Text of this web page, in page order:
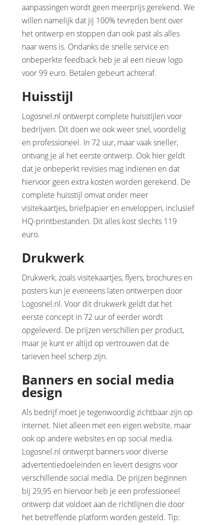
aanpassingen wordt geen meerprijs gerekend. We
willen namelijk dat jij 100% tevreden bent over
het ontwerp en stoppen dan ook past als alles
naar wens is. Ondanks de snelle service en
onbeperkte feedback heb je al een nieuw logo
voor 99 euro. Betalen gebeurt achteraf.
Huisstijl
Logosnel.nl ontwerpt complete huisstijlen voor
bedrijven. Dit doen we ook weer snel, voordelig
en professioneel. In 72 uur, maar vaak sneller,
ontvang je al het eerste ontwerp. Ook hier geldt
dat je onbeperkt revisies mag indienen en dat
hiervoor geen extra kosten worden gerekend. De
complete huisstijl omvat onder meer
visitekaartjes, briefpapier en enveloppen, inclusief
HQ-printbestanden. Dit alles kost slechts 119
euro.
Drukwerk
Drukwerk, zoals visitekaartjes, flyers, brochures en
posters kun je eveneens laten ontwerpen door
Logosnel.nl. Voor dit drukwerk geldt dat het
eerste concept in 72 uur of eerder wordt
opgeleverd. De prijzen verschillen per product,
maar je kunt er altijd op vertrouwen dat de
tarieven heel scherp zijn.
Banners en social media
design
Als bedrijf moet je tegenwoordig zichtbaar zijn op
internet. Niet alleen met een eigen website, maar
ook op andere websites en op social media.
Logosnel.nl ontwerpt banners voor diverse
advertentiedoeleinden en levert designs voor
verschillende social media. De prijzen beginnen
bij 29,95 en hiervoor heb je een professioneel
ontwerp dat voldoet aan de richtlijnen die door
het betreffende platform worden gesteld. Tip: